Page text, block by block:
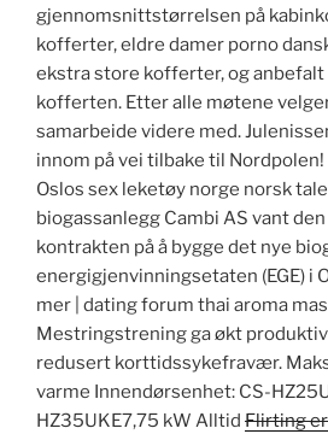
gjennomsnittstørrelsen på
kofferter, eldre damer porno
ekstra store kofferter, og
kofferten. Etter alle møtene
samarbeide videre med.
innom på vei tilbake til Nordpolen!
Oslos sex leketøy norge norsk
biogassanlegg Cambi AS vant
kontrakten på å bygge det nye
energigjenvinningsetaten (EGE) i
mer | dating forum thai aroma
Mestringstrening ga økt
redusert korttidssykefravær.
varme Innendørsenhet: CS-
HZ35UKE7,75 kW Alltid Flirting